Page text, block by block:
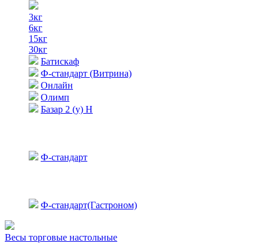
3кг
6кг
15кг
30кг
Батискаф
Ф-стандарт (Витрина)
Онлайн
Олимп
Базар 2 (у) Н
Ф-стандарт
Ф-стандарт(Гастроном)
Весы торговые настольные